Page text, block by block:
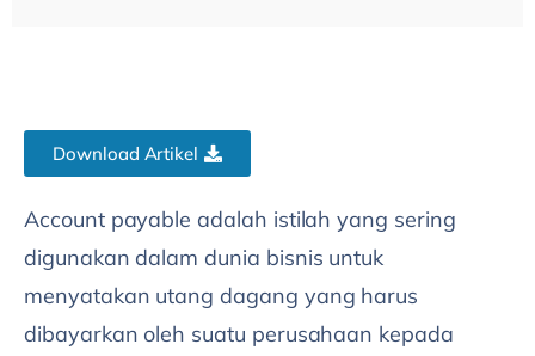
Download Artikel
Account payable adalah istilah yang sering
digunakan dalam dunia bisnis untuk
menyatakan utang dagang yang harus
dibayarkan oleh suatu perusahaan kepada